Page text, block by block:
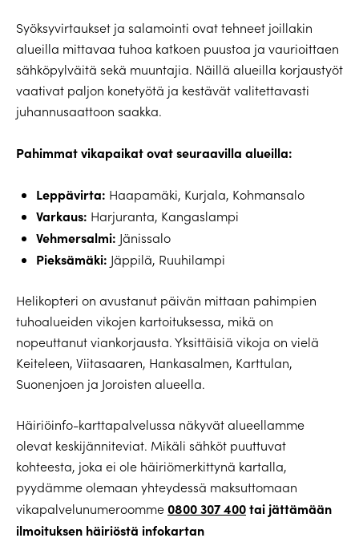
Syöksyvirtaukset ja salamointi ovat tehneet joillakin
alueilla mittavaa tuhoa katkoen puustoa ja vaurioittaen
sähköpylväitä sekä muuntajia. Näillä alueilla korjaustyöt
vaativat paljon konetyötä ja kestävät valitettavasti
juhannusaattoon saakka.
Pahimmat vikapaikat ovat seuraavilla alueilla:
Leppävirta: Haapamäki, Kurjala, Kohmansalo
Varkaus: Harjuranta, Kangaslampi
Vehmersalmi: Jänissalo
Pieksämäki: Jäppilä, Ruuhilampi
Helikopteri on avustanut päivän mittaan pahimpien
tuhoalueiden vikojen kartoituksessa, mikä on
nopeuttanut viankorjausta. Yksittäisiä vikoja on vielä
Keiteleen, Viitasaaren, Hankasalmen, Karttulan,
Suonenjoen ja Joroisten alueella.
Häiriöinfo-karttapalvelussa näkyvät alueellamme
olevat keskijänniteviat. Mikäli sähköt puuttuvat
kohteesta, joka ei ole häiriömerkittynä kartalla,
pyydämme olemaan yhteydessä maksuttomaan
vikapalvelunumeroomme0800 307 400tai jättämään
ilmoituksen häiriöstä infokartan